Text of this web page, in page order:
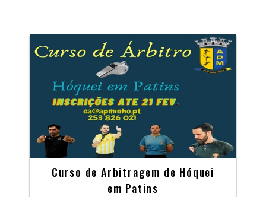
Curso de Arbitragem de Hóquei
em Patins